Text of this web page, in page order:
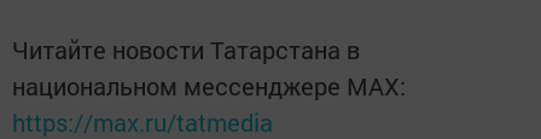
Читайте новости Татарстана в
национальном мессенджере MАХ:
https://max.ru/tatmedia